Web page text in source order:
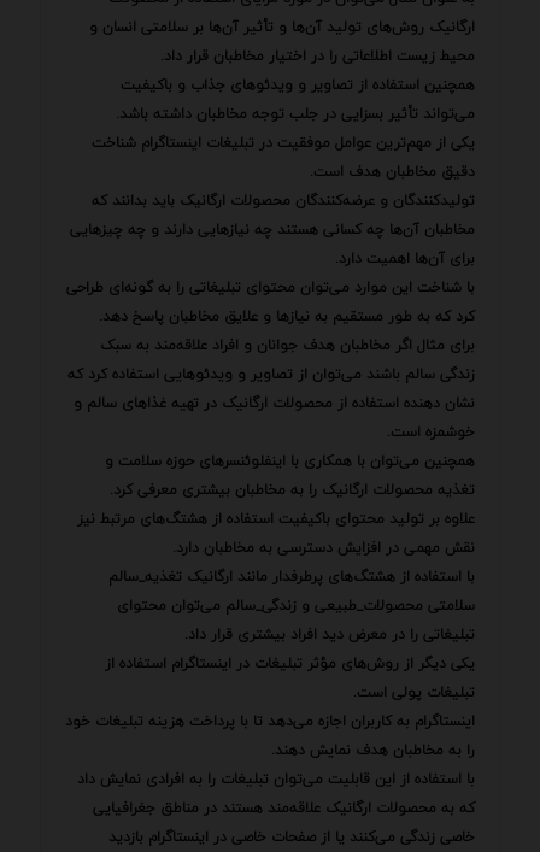
ارگانیک روش‌های تولید آن‌ها و تأثیر آن‌ها بر سلامتی انسان و
محیط زیست اطلاعاتی را در اختیار مخاطبان قرار داد.
همچنین استفاده از تصاویر و ویدئوهای جذاب و باکیفیت
می‌تواند تأثیر بسزایی در جلب توجه مخاطبان داشته باشد.
یکی از مهم‌ترین عوامل موفقیت در تبلیغات اینستاگرام شناخت
دقیق مخاطبان هدف است.
تولیدکنندگان و عرضه‌کنندگان محصولات ارگانیک باید بدانند که
مخاطبان آن‌ها چه کسانی هستند چه نیازهایی دارند و چه چیزهایی
برای آن‌ها اهمیت دارد.
با شناخت این موارد می‌توان محتوای تبلیغاتی را به گونه‌ای طراحی
کرد که به طور مستقیم به نیازها و علایق مخاطبان پاسخ دهد.
برای مثال اگر مخاطبان هدف جوانان و افراد علاقه‌مند به سبک
زندگی سالم باشند می‌توان از تصاویر و ویدئوهایی استفاده کرد که
نشان دهنده استفاده از محصولات ارگانیک در تهیه غذاهای سالم و
خوشمزه است.
همچنین می‌توان با همکاری با اینفلوئنسرهای حوزه سلامت و
تغذیه محصولات ارگانیک را به مخاطبان بیشتری معرفی کرد.
علاوه بر تولید محتوای باکیفیت استفاده از هشتگ‌های مرتبط نیز
نقش مهمی در افزایش دسترسی به مخاطبان دارد.
با استفاده از هشتگ‌های پرطرفدار مانند ارگانیک تغذیه_سالم
سلامتی محصولات_طبیعی و زندگی_سالم می‌توان محتوای
تبلیغاتی را در معرض دید افراد بیشتری قرار داد.
یکی دیگر از روش‌های مؤثر تبلیغات در اینستاگرام استفاده از
تبلیغات پولی است.
اینستاگرام به کاربران اجازه می‌دهد تا با پرداخت هزینه تبلیغات خود
را به مخاطبان هدف نمایش دهند.
با استفاده از این قابلیت می‌توان تبلیغات را به افرادی نمایش داد
که به محصولات ارگانیک علاقه‌مند هستند در مناطق جغرافیایی
خاصی زندگی می‌کنند یا از صفحات خاصی در اینستاگرام بازدید